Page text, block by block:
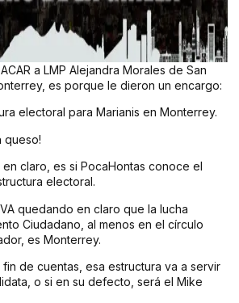
a LMP Alejandra Morales de San
es porque le dieron un encargo:
electoral para Marianis en Monterrey.
queso!
claro, es si PocaHontas conoce el
electoral.
quedando en claro que la lucha
Ciudadano, al menos en el círculo
es Monterrey.
de cuentas, esa estructura va a servir
o si en su defecto, será el Mike